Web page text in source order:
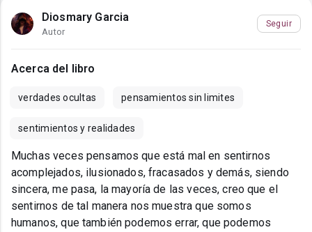
Diosmary Garcia
Autor
Seguir
Acerca del libro
verdades ocultas pensamientos sin limites
sentimientos y realidades
Muchas veces pensamos que está mal en sentirnos
acomplejados, ilusionados, fracasados y demás, siendo
sincera, me pasa, la mayoría de las veces, creo que el
sentirnos de tal manera nos muestra que somos
humanos, que también podemos errar, que podemos